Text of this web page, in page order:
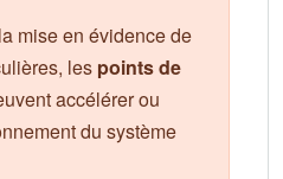
mise en évidence de
les points de
accélérer ou
du système